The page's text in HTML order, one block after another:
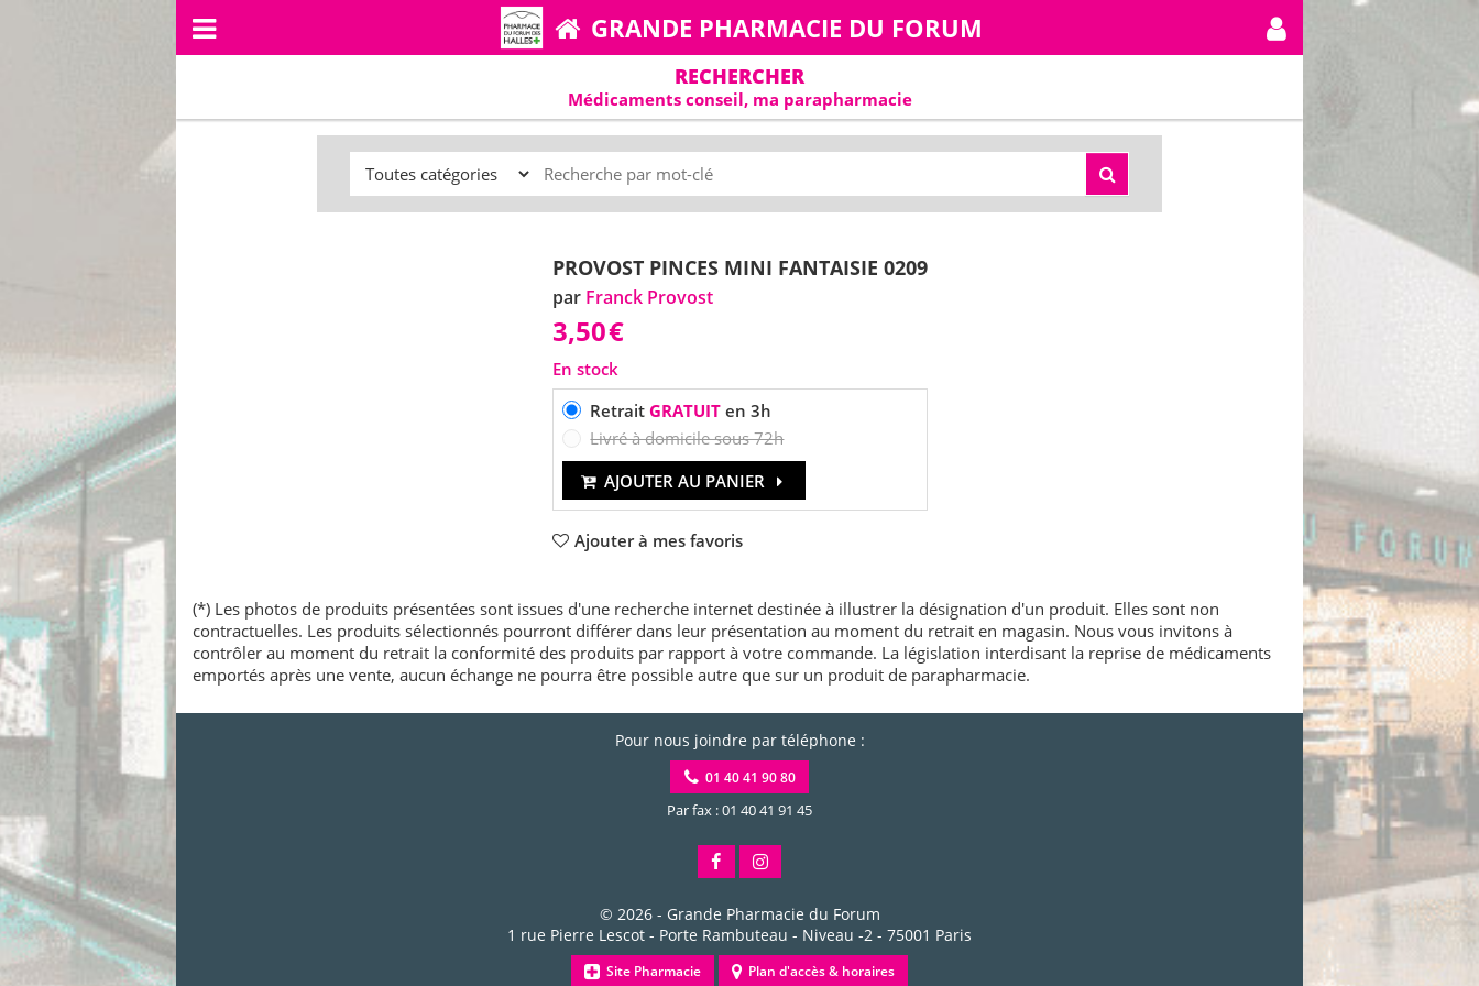
GRANDE PHARMACIE DU FORUM
RECHERCHER
Médicaments conseil, ma parapharmacie
PROVOST PINCES MINI FANTAISIE 0209
par Franck Provost
3,50€
En stock
RetraitGRATUIT en 3h
Livré à domicile sous 72h
AJOUTER AU PANIER
Ajouter à mes favoris
(*) Les photos de produits présentées sont issues d'une recherche internet destinée à illustrer la désignation d'un produit. Elles sont non
contractuelles. Les produits sélectionnés pourront différer dans leur présentation au moment du retrait en magasin. Nous vous invitons à
contrôler au moment du retrait la conformité des produits par rapport à votre commande. La législation interdisant la reprise de médicaments
emportés après une vente, aucun échange ne pourra être possible autre que sur un produit de parapharmacie.
Pour nous joindre par téléphone :
01 40 41 90 80
Par fax : 01 40 41 91 45
© 2026 - Grande Pharmacie du Forum
1 rue Pierre Lescot - Porte Rambuteau - Niveau -2 - 75001 Paris
Site Pharmacie Plan d'accès & horaires